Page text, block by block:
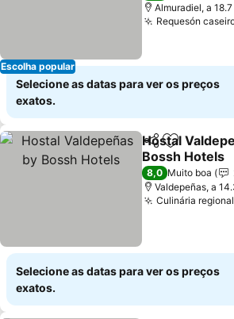
Escolha popular
Almuradiel, a
Requesón
Selecione as datas para ver os preços
exatos.
PartilharAdicionar
Hostal
Bossh Hotels
Ver preços
8,0 Muito boa
Valdepeñas, a
Culinária
Selecione as datas para ver os preços
exatos.